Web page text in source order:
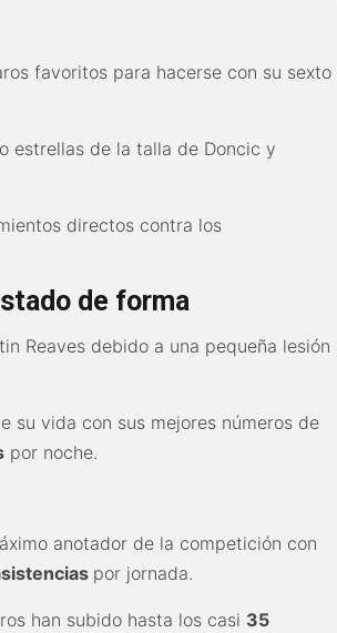
favoritos para hacerse con su sexto
estrellas de la talla de Doncic y
directos contra los
de forma
Reaves debido a una pequeña lesión
su vida con sus mejores números de
por noche.
anotador de la competición con
por jornada.
han subido hasta los casi 35